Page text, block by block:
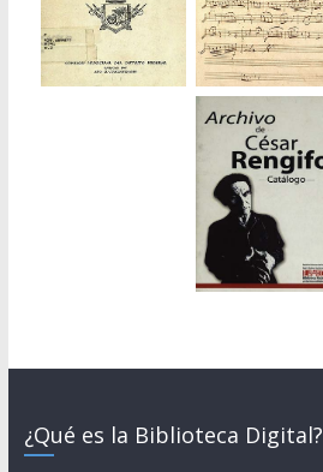
¿Qué es la Biblioteca Digital?